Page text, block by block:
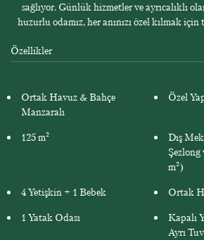
sağlıyor. Günlük hizmetler ve ayrıcalıklı
huzurlu odamız, her anınızı özel kılmak
Özellikler
Ortak Havuz & Bahçe
Manzaralı
Özel
125 m²
Dış
Şezlong
m²)
4 Yetişkin + 1 Bebek
Ortak
1 Yatak Odası
Kapalı
Ayrı